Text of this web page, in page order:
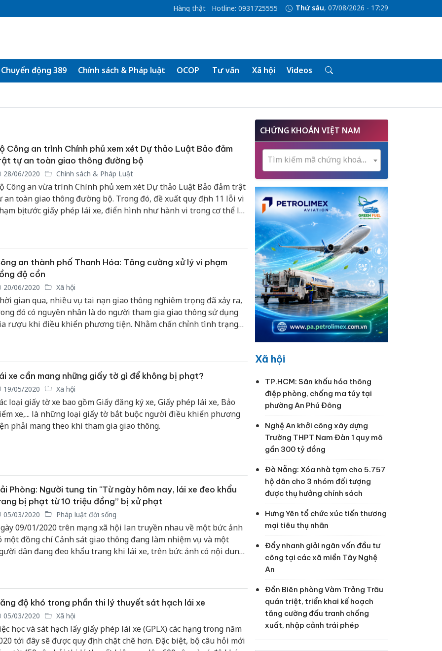
Hàng thật Hotline: 0931725555 Thứ sáu, 07/08/2026 - 17:29
Chuyển động 389 Chính sách & Pháp luật OCOP Tư vấn Xã hội Videos
Công an trình Chính phủ xem xét Dự thảo Luật Bảo đảm
tự an toàn giao thông đường bộ
28/06/2020 Chính sách & Pháp Luật
Công an vừa trình Chính phủ xem xét Dự thảo Luật Bảo đảm trật
an toàn giao thông đường bộ. Trong đó, đề xuất quy định 11 lỗi vi
bị tước giấy phép lái xe, điển hình như hành vi trong cơ thể lái
an thành phố Thanh Hóa: Tăng cường xử lý vi phạm
độ cồn
20/06/2020 Xã hội
gian qua, nhiều vụ tai nạn giao thông nghiêm trọng đã xảy ra,
đó có nguyên nhân là do người tham gia giao thông sử dụng
rượu khi điều khiển phương tiện. Nhằm chấn chỉnh tình trạng
xe cần mang những giấy tờ gì để không bị phạt?
19/05/2020 Xã hội
loại giấy tờ xe bao gồm Giấy đăng ký xe, Giấy phép lái xe, Bảo
xe,... là những loại giấy tờ bắt buộc người điều khiển phương
phải mang theo khi tham gia giao thông.
Phòng: Người tung tin "Từ ngày hôm nay, lái xe đeo khẩu
bị phạt từ 10 triệu đồng” bị xử phạt
05/03/2020 Pháp luật đời sống
09/01/2020 trên mạng xã hội lan truyền nhau về một bức ảnh
một đồng chí Cảnh sát giao thông đang làm nhiệm vụ và một
dân đang đeo khẩu trang khi lái xe, trên bức ảnh có nội dung:
đưa tin này.
độ khó trong phần thi lý thuyết sát hạch lái xe
05/03/2020 Xã hội
học và sát hạch lấy giấy phép lái xe (GPLX) các hạng trong năm
tới đây sẽ được quy định chặt chẽ hơn. Đặc biệt, bộ câu hỏi mới
CHỨNG KHOÁN VIỆT NAM
Tìm kiếm mã chứng khoán...
Xã hội
TP.HCM: Sân khấu hóa thông
điệp phòng, chống ma túy tại
phường An Phú Đông
Nghệ An khởi công xây dựng
Trường THPT Nam Đàn 1 quy mô
gần 300 tỷ đồng
Đà Nẵng: Xóa nhà tạm cho 5.757
hộ dân cho 3 nhóm đối tượng
được thụ hưởng chính sách
Hưng Yên tổ chức xúc tiến thương
mại tiêu thụ nhãn
Đẩy nhanh giải ngân vốn đầu tư
công tại các xã miền Tây Nghệ
An
Đồn Biên phòng Vàm Trảng Trâu
quán triệt, triển khai kế hoạch
tăng cường đấu tranh chống
xuất, nhập cảnh trái phép